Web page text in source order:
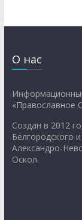
О нас
«Православное
Создан в 2012
Белгородского
Александро-
Оскол.